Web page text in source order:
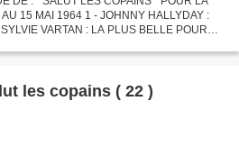
15 MAI 1964 1 - JOHNNY HALLYDAY :
VARTAN : LA PLUS BELLE POUR
Le hit parade de Salut les copains ( 22 )